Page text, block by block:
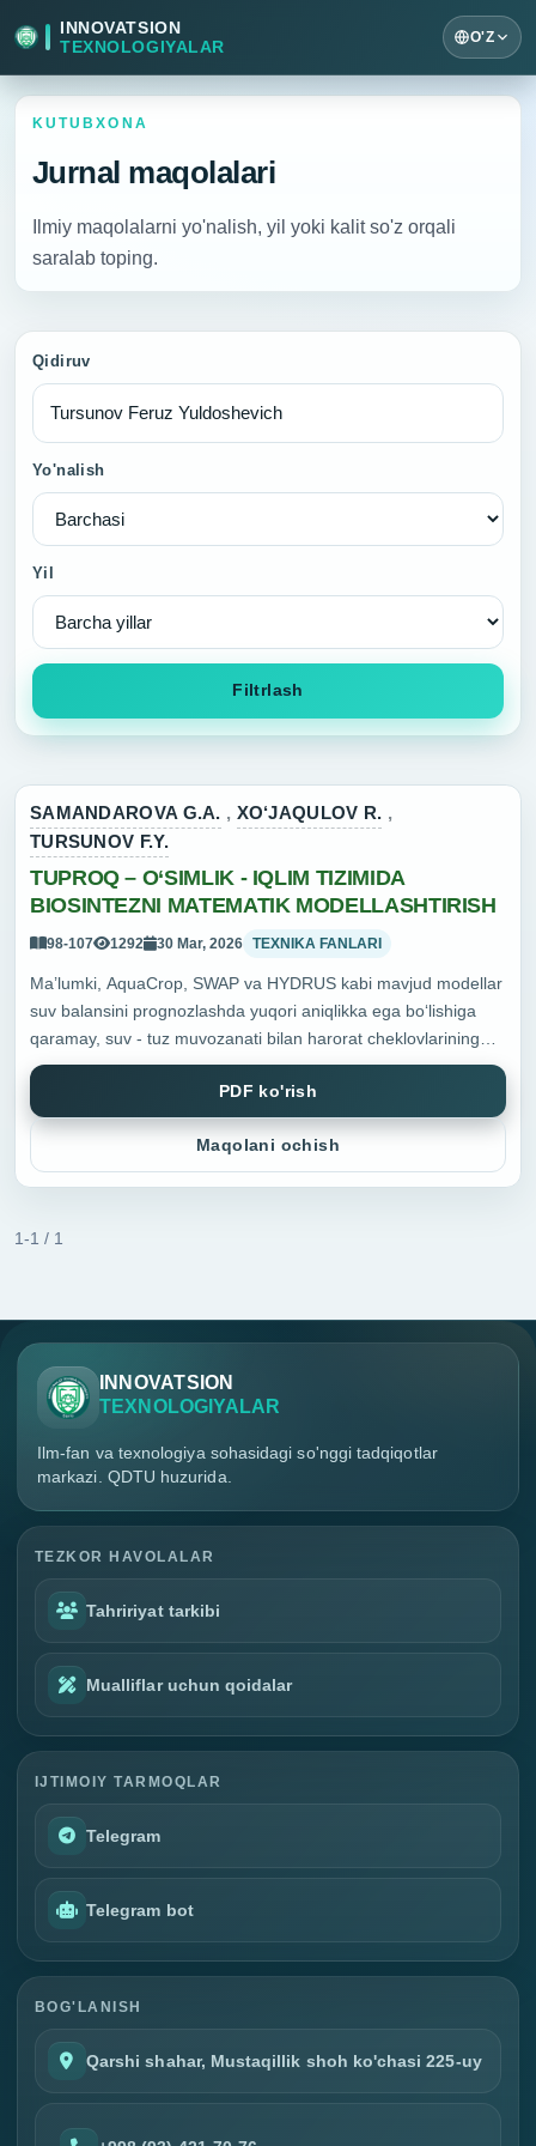
INNOVATSION
TEXNOLOGIYALAR
O'Z
KUTUBXONA
Jurnal maqolalari
Ilmiy maqolalarni yo'nalish, yil yoki kalit so'z orqali
saralab toping.
Qidiruv
Yo'nalish
Yil
Filtrlash
SAMANDAROVA G.A. , XO‘JAQULOV R. ,
TURSUNOV F.Y.
TUPROQ – O‘SIMLIK - IQLIM TIZIMIDA
BIOSINTEZNI MATEMATIK MODELLASHTIRISH
98-107 1292 30 Mar, 2026 TEXNIKA FANLARI
Ma’lumki, AquaCrop, SWAP va HYDRUS kabi mavjud modellar
suv balansini prognozlashda yuqori aniqlikka ega bo‘lishiga
qaramay, suv - tuz muvozanati bilan harorat cheklovlarining
ildiz o‘sishiga ta’siri o‘rtasidagi o‘zaro bog‘liqlikni yetarlicha
PDF ko'rish
Maqolani ochish
1-1 / 1
INNOVATSION
TEXNOLOGIYALAR
Ilm-fan va texnologiya sohasidagi so'nggi tadqiqotlar
markazi. QDTU huzurida.
TEZKOR HAVOLALAR
Tahririyat tarkibi
Mualliflar uchun qoidalar
IJTIMOIY TARMOQLAR
Telegram
Telegram bot
BOG'LANISH
Qarshi shahar, Mustaqillik shoh ko'chasi 225-uy